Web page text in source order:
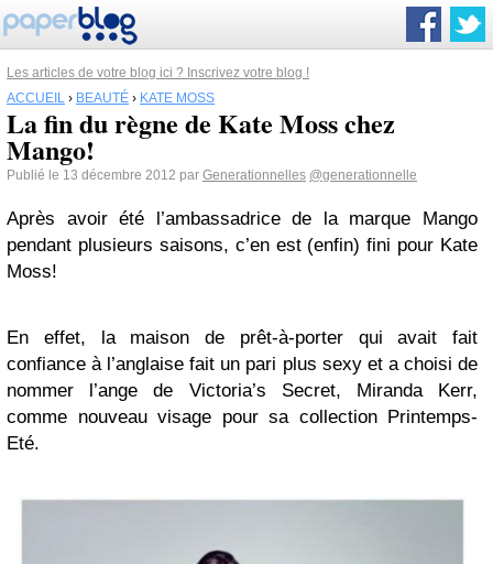
Les articles de votre blog ici ? Inscrivez votre blog !
ACCUEIL › BEAUTÉ › KATE MOSS
La fin du règne de Kate Moss chez
Mango!
Publié le 13 décembre 2012 par Generationnelles @generationnelle
Après avoir été l’ambassadrice de la marque Mango
pendant plusieurs saisons, c’en est (enfin) fini pour Kate
Moss!
En effet, la maison de prêt-à-porter qui avait fait
confiance à l’anglaise fait un pari plus sexy et a choisi de
nommer l’ange de Victoria’s Secret, Miranda Kerr,
comme nouveau visage pour sa collection Printemps-
Eté.